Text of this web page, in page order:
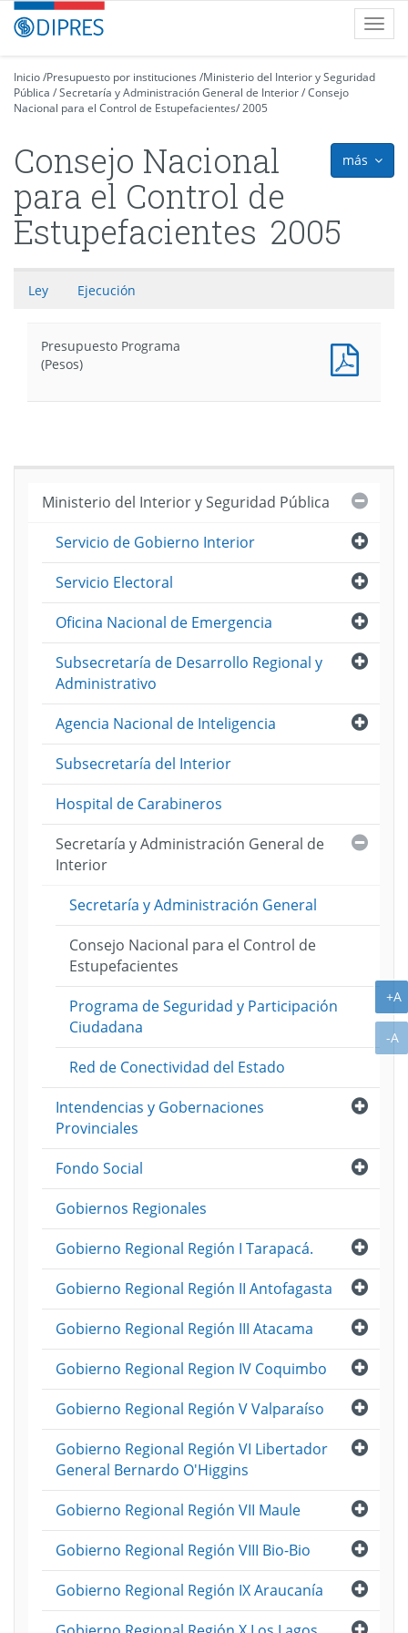
Contenido
principalDIPRES
-
de
Presupuestos
Inicio/Presupuesto por instituciones /Ministerio del Interior y Seguridad
Pública /Secretaría y Administración General de Interior/Consejo
Nacional para el Control de Estupefacientes/2005
más
Consejo Nacional
para el Control de
Estupefacientes 2005
Ley Ejecución
Presupuesto Programa
(Pesos)
Ministerio del Interior y Seguridad Pública
Abrir
Servicio de Gobierno Interior
Abrir
Servicio Electoral
Abrir
Oficina Nacional de Emergencia
Abrir
Subsecretaría de Desarrollo Regional y
Administrativo
Abrir
Agencia Nacional de Inteligencia
Subsecretaría del Interior
Hospital de Carabineros
Secretaría y Administración General de
Interior
Secretaría y Administración General
Consejo Nacional para el Control de
Estupefacientes
Programa de Seguridad y Participación
Ciudadana
Red de Conectividad del Estado
Abrir
Intendencias y Gobernaciones
Provinciales
Abrir
Fondo Social
Gobiernos Regionales
Abrir
Gobierno Regional Región I Tarapacá.
Abrir
Gobierno Regional Región II Antofagasta
Abrir
Gobierno Regional Región III Atacama
Abrir
Gobierno Regional Region IV Coquimbo
Abrir
Gobierno Regional Región V Valparaíso
Abrir
Gobierno Regional Región VI Libertador
General Bernardo O'Higgins
Abrir
Gobierno Regional Región VII Maule
Abrir
Gobierno Regional Región VIII Bio-Bio
Abrir
Gobierno Regional Región IX Araucanía
Abrir
+A
-A